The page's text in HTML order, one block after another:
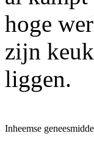
hoge
zijn
liggen.
Inheemse